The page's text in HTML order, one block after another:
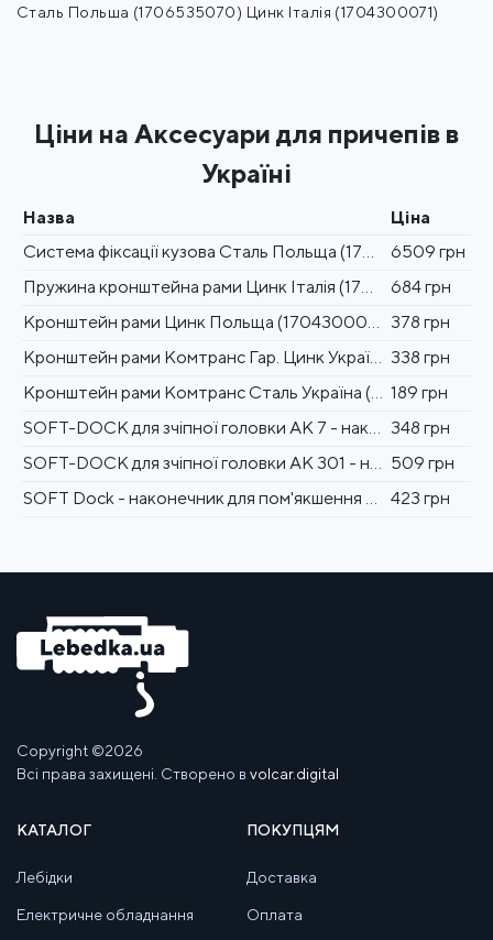
Сталь Польща (1706535070) Цинк Італія (1704300071)
Ціни на Аксесуари для причепів в
Україні
Назва
Ціна
Система фіксації кузова Сталь Польща (1706535070)
6509 грн
Пружина кронштейна рами Цинк Італія (1704300071)
684 грн
Кронштейн рами Цинк Польща (1704300030)
378 грн
Кронштейн рами Комтранс Гар. Цинк Україна (1704900121) 338 грн
Кронштейн рами Комтранс Сталь Україна (1704300120) 189 грн
SOFT-DOCK для зчіпної головки АК 7 - наконечник для пом'якшення удару чорний гума 348 грн
SOFT-DOCK для зчіпної головки АК 301 - наконечник для пом'якшення удару червоний 509 грн
SOFT Dock - наконечник для пом'якшення удару 12 шт упаковка
423 грн
Copyright ©2026
Всі права захищені. Створено в volcar.digital
КАТАЛОГ
Лебідки
Електричне обладнання
ПОКУПЦЯМ
Доставка
Оплата